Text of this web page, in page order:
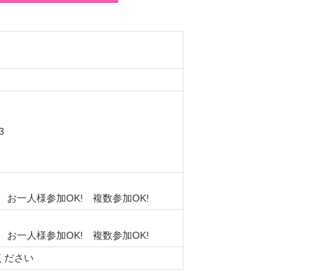
お一人様参加OK! 複数参加OK!
お一人様参加OK! 複数参加OK!
ださい